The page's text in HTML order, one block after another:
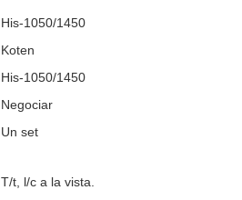
His-1050/1450
Koten
His-1050/1450
Negociar
Un set
T/t, l/c a la vista.